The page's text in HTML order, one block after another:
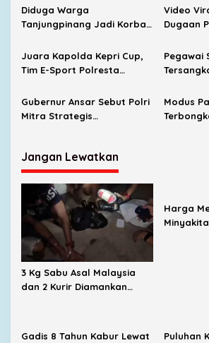
Rp110
Suami
Diduga Warga
Tanjungpinang Jadi Korban
BP3MI Kepri Belum Temukan
Jejak Keluarga
Video
Dugaan
Juara Kapolda Kepri Cup,
Tim E-Sport Polresta
Tingkat Nasional
Pegawai
Surat
Gubernur Ansar Sebut Polri
Mitra Strategis
Rp1 Miliar
Modus
Jangan Lewatkan
3 Kg Sabu Asal Malaysia
dan 2 Kurir Diamankan
Harga
Gadis 8 Tahun Kabur Lewat
Puluhan